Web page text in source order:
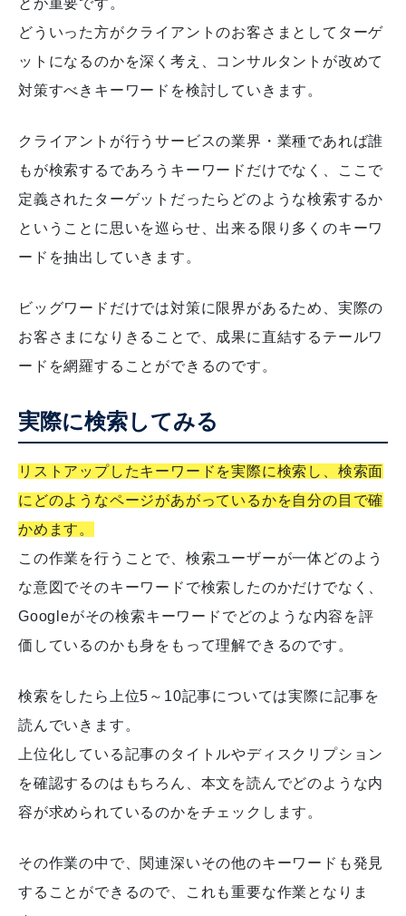
どういった方がクライアントのお客さまとしてターゲ
ットになるのかを深く考え、コンサルタントが改めて
対策すべきキーワードを検討していきます。
クライアントが行うサービスの業界・業種であれば誰
もが検索するであろうキーワードだけでなく、ここで
定義されたターゲットだったらどのような検索するか
ということに思いを巡らせ、出来る限り多くのキーワ
ードを抽出していきます。
ビッグワードだけでは対策に限界があるため、実際の
お客さまになりきることで、成果に直結するテールワ
ードを網羅することができるのです。
実際に検索してみる
リストアップしたキーワードを実際に検索し、検索面
にどのようなページがあがっているかを自分の目で確
かめます。
この作業を行うことで、検索ユーザーが一体どのよう
な意図でそのキーワードで検索したのかだけでなく、
Googleがその検索キーワードでどのような内容を評
価しているのかも身をもって理解できるのです。
検索をしたら上位5～10記事については実際に記事を
読んでいきます。
上位化している記事のタイトルやディスクリプション
を確認するのはもちろん、本文を読んでどのような内
容が求められているのかをチェックします。
その作業の中で、関連深いその他のキーワードも発見
することができるので、これも重要な作業となりま